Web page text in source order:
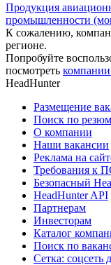
Продукция
промышленности
К сожалению,
регионе.
Попробуйте
посмотреть
HeadHunter
Размещение
Поиск по
О компании
Наши вакансии
Реклама на
Требования к
Безопасный
HeadHunter API
Партнерам
Инвесторам
Каталог
Поиск по
Сетка: соцсеть